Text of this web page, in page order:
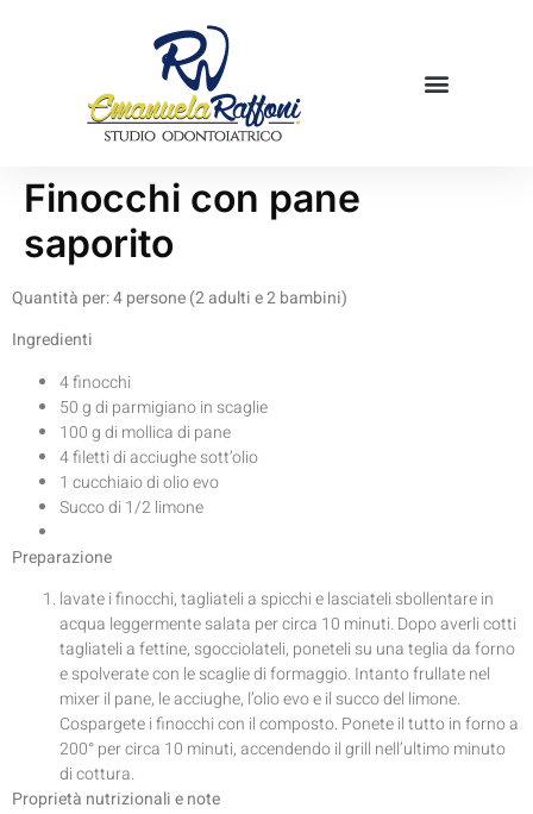
Finocchi con pane
saporito
Quantità per: 4 persone (2 adulti e 2 bambini)
Ingredienti
4 finocchi
50 g di parmigiano in scaglie
100 g di mollica di pane
4 filetti di acciughe sott’olio
1 cucchiaio di olio evo
Succo di 1/2 limone
Preparazione
lavate i finocchi, tagliateli a spicchi e lasciateli sbollentare in
acqua leggermente salata per circa 10 minuti. Dopo averli cotti
tagliateli a fettine, sgocciolateli, poneteli su una teglia da forno
e spolverate con le scaglie di formaggio. Intanto frullate nel
mixer il pane, le acciughe, l’olio evo e il succo del limone.
Cospargete i finocchi con il composto. Ponete il tutto in forno a
200° per circa 10 minuti, accendendo il grill nell’ultimo minuto
di cottura.
Proprietà nutrizionali e note